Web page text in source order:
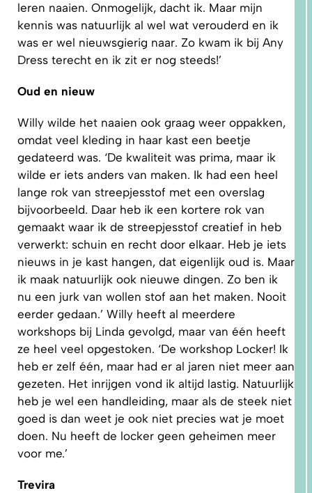
leren naaien. Onmogelijk, dacht ik. Maar mijn
kennis was natuurlijk al wel wat verouderd en ik
was er wel nieuwsgierig naar. Zo kwam ik bij Any
Dress terecht en ik zit er nog steeds!’
Oud en nieuw
Willy wilde het naaien ook graag weer oppakken,
omdat veel kleding in haar kast een beetje
gedateerd was. ‘De kwaliteit was prima, maar ik
wilde er iets anders van maken. Ik had een heel
lange rok van streepjesstof met een overslag
bijvoorbeeld. Daar heb ik een kortere rok van
gemaakt waar ik de streepjesstof creatief in heb
verwerkt: schuin en recht door elkaar. Heb je iets
nieuws in je kast hangen, dat eigenlijk oud is. Maar
ik maak natuurlijk ook nieuwe dingen. Zo ben ik
nu een jurk van wollen stof aan het maken. Nooit
eerder gedaan.’ Willy heeft al meerdere
workshops bij Linda gevolgd, maar van één heeft
ze heel veel opgestoken. ‘De workshop Locker! Ik
heb er zelf één, maar had er al jaren niet meer aan
gezeten. Het inrijgen vond ik altijd lastig. Natuurlijk
heb je wel een handleiding, maar als de steek niet
goed is dan weet je ook niet precies wat je moet
doen. Nu heeft de locker geen geheimen meer
voor me.’
Trevira
2. HOE
LEER IK
PATRONEN
OP MAAT
MAKEN?
1.
WAAROM
PAST
GOED?